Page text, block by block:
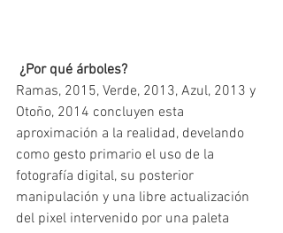
¿Por qué árboles?
Ramas, 2015, Verde, 2013, Azul, 2013 y
Otoño, 2014 concluyen esta
aproximación a la realidad, develando
como gesto primario el uso de la
fotografía digital, su posterior
manipulación y una libre actualización
del pixel intervenido por una paleta